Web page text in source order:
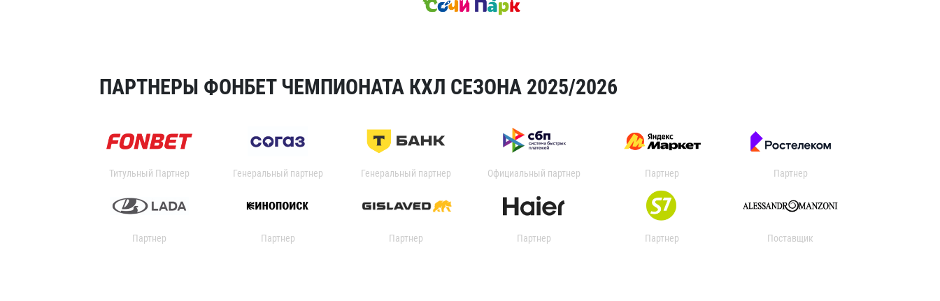
ПАРТНЕРЫ ФОНБЕТ ЧЕМПИОНАТА КХЛ СЕЗОНА 2025/2026
Титульный Партнер Генеральный партнер Генеральный партнер Официальный партнер Партнер Партнер
Партнер Партнер Партнер Партнер Партнер Поставщик